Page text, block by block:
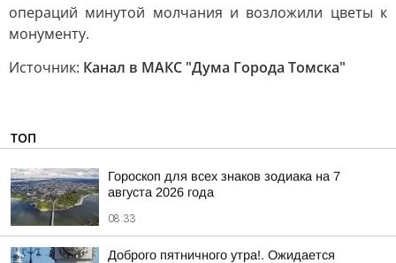
операций минутой молчания и возложили цветы к
монументу.
Источник: Канал в МАКС "Дума Города Томска"
ТОП
Гороскоп для всех знаков зодиака на 7
августа 2026 года
08:33
Доброго пятничного утра!. Ожидается